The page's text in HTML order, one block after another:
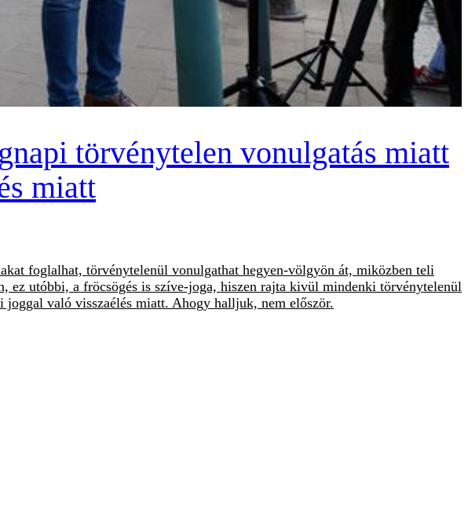
törvénytelen vonulgatás miatt
miatt
foglalhat, törvénytelenül vonulgathat hegyen-völgyön át, miközben teli
ez utóbbi, a fröcsögés is szíve-joga, hiszen rajta kivül mindenki törvénytelenül
való visszaélés miatt. Ahogy halljuk, nem először.